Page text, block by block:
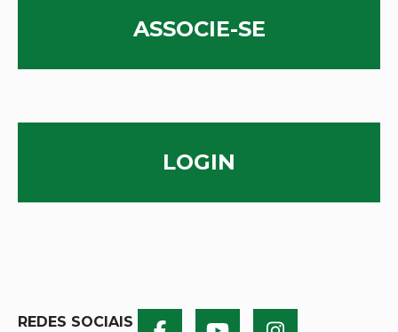
ASSOCIE-SE
LOGIN
REDES SOCIAIS